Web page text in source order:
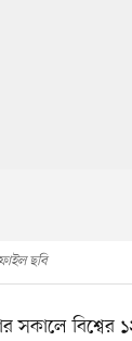
ফাইল ছবি
সকালে বিশ্বের